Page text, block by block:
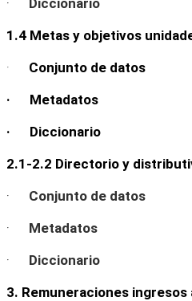
1.4 Metas y objetivos
· Conjunto de datos
· Metadatos
· Diccionario
2.1-2.2 Directorio y
· Conjunto de datos
· Metadatos
· Diccionario
3. Remuneraciones ingresos